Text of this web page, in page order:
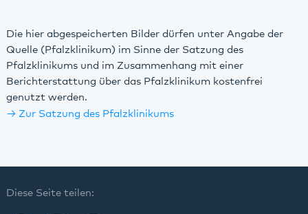
Die hier abgespeicherten Bilder dürfen unter Angabe der
Quelle (Pfalzklinikum) im Sinne der Satzung des
Pfalzklinikums und im Zusammenhang mit einer
Berichterstattung über das Pfalzklinikum kostenfrei
genutzt werden.
Zur Satzung des Pfalzklinikums
Diese Seite teilen: